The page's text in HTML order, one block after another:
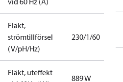
Fläkt,
strömtillförsel
(V/pH/Hz)
230/1/60
Fläkt, uteffekt
889 W